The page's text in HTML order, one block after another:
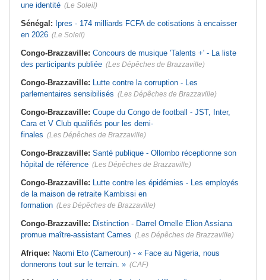
une identité (Le Soleil)
Sénégal: Ipres - 174 milliards FCFA de cotisations à encaisser
en 2026 (Le Soleil)
Congo-Brazzaville: Concours de musique 'Talents +' - La liste
des participants publiée (Les Dépêches de Brazzaville)
Congo-Brazzaville: Lutte contre la corruption - Les
parlementaires sensibilisés (Les Dépêches de Brazzaville)
Congo-Brazzaville: Coupe du Congo de football - JST, Inter,
Cara et V Club qualifiés pour les demi-
finales (Les Dépêches de Brazzaville)
Congo-Brazzaville: Santé publique - Ollombo réceptionne son
hôpital de référence (Les Dépêches de Brazzaville)
Congo-Brazzaville: Lutte contre les épidémies - Les employés
de la maison de retraite Kambissi en
formation (Les Dépêches de Brazzaville)
Congo-Brazzaville: Distinction - Darrel Ornelle Elion Assiana
promue maître-assistant Cames (Les Dépêches de Brazzaville)
Afrique: Naomi Eto (Cameroun) - « Face au Nigeria, nous
donnerons tout sur le terrain. » (CAF)